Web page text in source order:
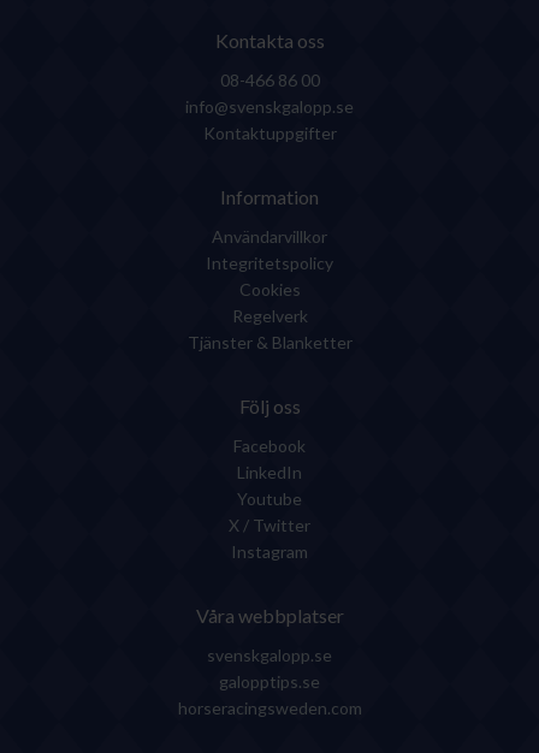
Kontakta oss
08-466 86 00
info@svenskgalopp.se
Kontaktuppgifter
Information
Användarvillkor
Integritetspolicy
Cookies
Regelverk
Tjänster & Blanketter
Följ oss
Facebook
LinkedIn
Youtube
X / Twitter
Instagram
Våra webbplatser
svenskgalopp.se
galopptips.se
horseracingsweden.com